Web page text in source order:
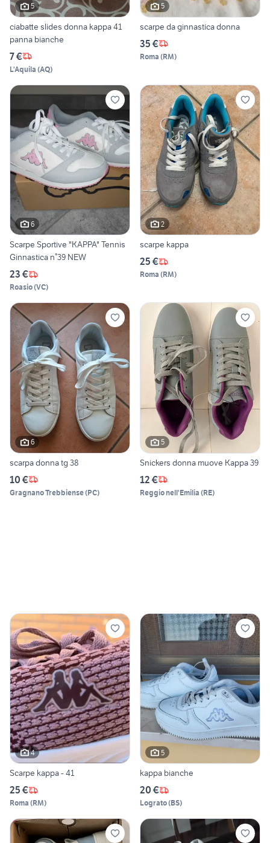
5
ciabatte slides donna kappa 41
panna bianche
7 €
L'Aquila (AQ)
5
scarpe da ginnastica donna
35 €
Roma (RM)
6
Scarpe Sportive "KAPPA" Tennis
Ginnastica n°39 NEW
23 €
Roasio(VC)
2
scarpe kappa
25 €
Roma (RM)
6
scarpa donna tg 38
10 €
Gragnano Trebbiense(PC)
5
Snickers donna muove Kappa 39
12 €
Reggio nell'Emilia (RE)
4
Scarpe kappa - 41
25 €
Roma (RM)
5
kappa bianche
20 €
Lograto(BS)